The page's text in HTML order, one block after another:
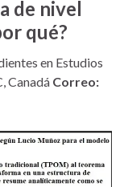
de nivel
qué?
en Estudios
Canadá Correo: